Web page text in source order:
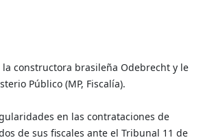
constructora brasileña Odebrecht y le
Público (MP, Fiscalía).
en las contrataciones de
de sus fiscales ante el Tribunal 11 de